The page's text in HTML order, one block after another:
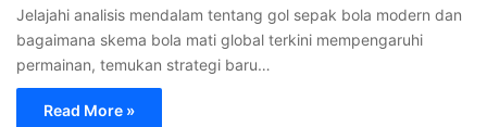
Jelajahi analisis mendalam tentang gol sepak bola modern dan
bagaimana skema bola mati global terkini mempengaruhi
permainan, temukan strategi baru…
Read More »